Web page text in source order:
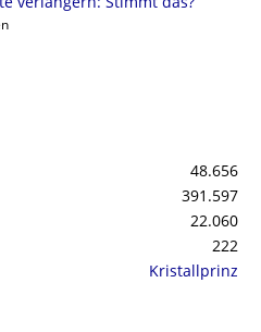
48.656
391.597
22.060
222
Kristallprinz